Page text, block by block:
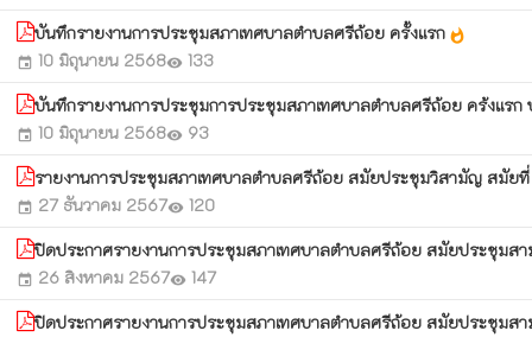
บันทึกรายงานการประชุมสภาเทศบาลตำบลศรีถ้อย ครั้งแรก whatshot
event 10 มิถุนายน 2568visibility 133
บันทึกรายงานการประชุมการประชุมสภาเทศบาลตำบลศรีถ้อย คร้งแร
event 10 มิถุนายน 2568visibility 93
รายงานการประชุมสภาเทศบาลตำบลศรีถ้อย สมัยประชุมวิสามัญ สมัย
event 27 ธันวาคม 2567visibility 120
ปิดประกาศรายงานการประชุมสภาเทศบาลตำบลศรีถ้อย สมัยประชุม
event 26 สิงหาคม 2567visibility 147
ปิดประกาศรายงานการประชุมสภาเทศบาลตำบลศรีถ้อย สมัยประชุม